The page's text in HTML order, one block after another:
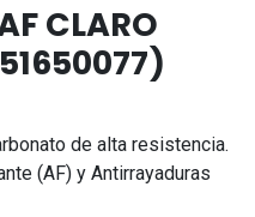
CLARO
de alta resistencia.
(AF) y Antirrayaduras